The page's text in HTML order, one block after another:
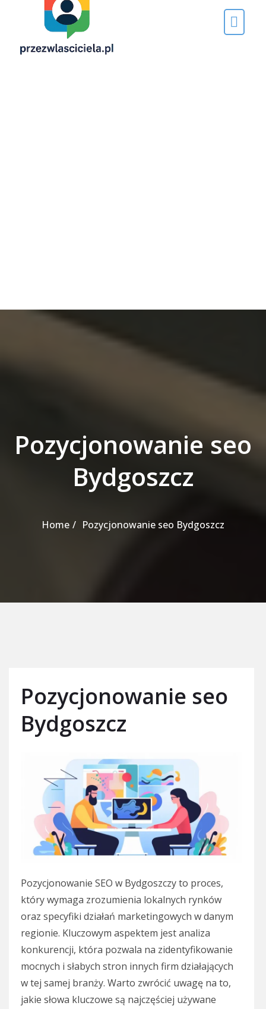
Pozycjonowanie seo
Bydgoszcz
Home Pozycjonowanie seo Bydgoszcz
Pozycjonowanie seo
Bydgoszcz
Pozycjonowanie SEO w Bydgoszczy to proces,
który wymaga zrozumienia lokalnych rynków
oraz specyfiki działań marketingowych w danym
regionie. Kluczowym aspektem jest analiza
konkurencji, która pozwala na zidentyfikowanie
mocnych i słabych stron innych firm działających
w tej samej branży. Warto zwrócić uwagę na to,
jakie słowa kluczowe są najczęściej używane